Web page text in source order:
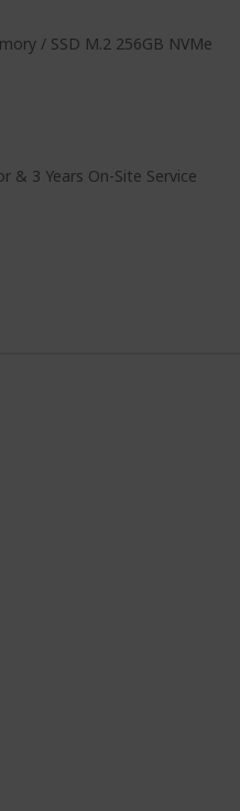
/ SSD M.2 256GB NVMe
& 3 Years On-Site Service